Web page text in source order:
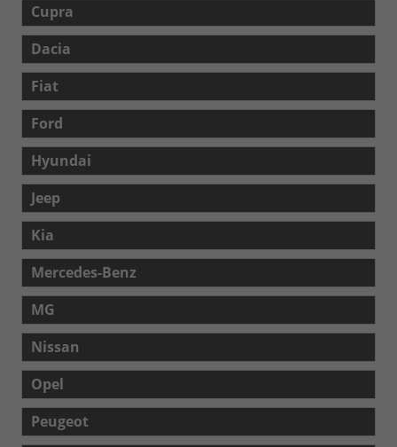
Cupra
Dacia
Fiat
Ford
Hyundai
Jeep
Kia
Mercedes-Benz
MG
Nissan
Opel
Peugeot